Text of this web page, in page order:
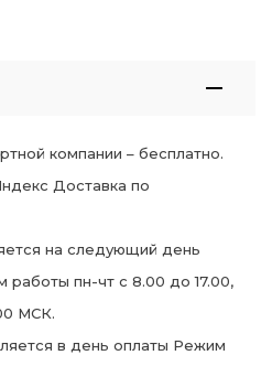
компании – бесплатно.
Доставка по
на следующий день
пн-чт с 8.00 до 17.00,
МСК.
в день оплаты Режим